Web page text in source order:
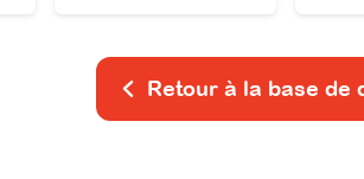
Retour à la base de